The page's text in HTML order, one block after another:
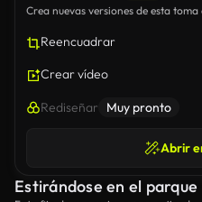
Crea nuevas versiones de esta toma
Reencuadrar
Crear vídeo
Rediseñar Muy pronto
Abrir
Estirándose en el parque